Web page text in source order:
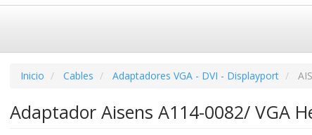
Inicio Cables Adaptadores VGA - DVI - Displayport
Adaptador Aisens A114-0082/ VGA